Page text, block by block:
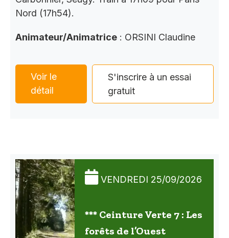
Nord (17h54).
Animateur/Animatrice : ORSINI Claudine
Voir le
détail
S'inscrire à un essai
gratuit
VENDREDI 25/09/2026
*** Ceinture Verte 7 : Les
forêts de l’Ouest